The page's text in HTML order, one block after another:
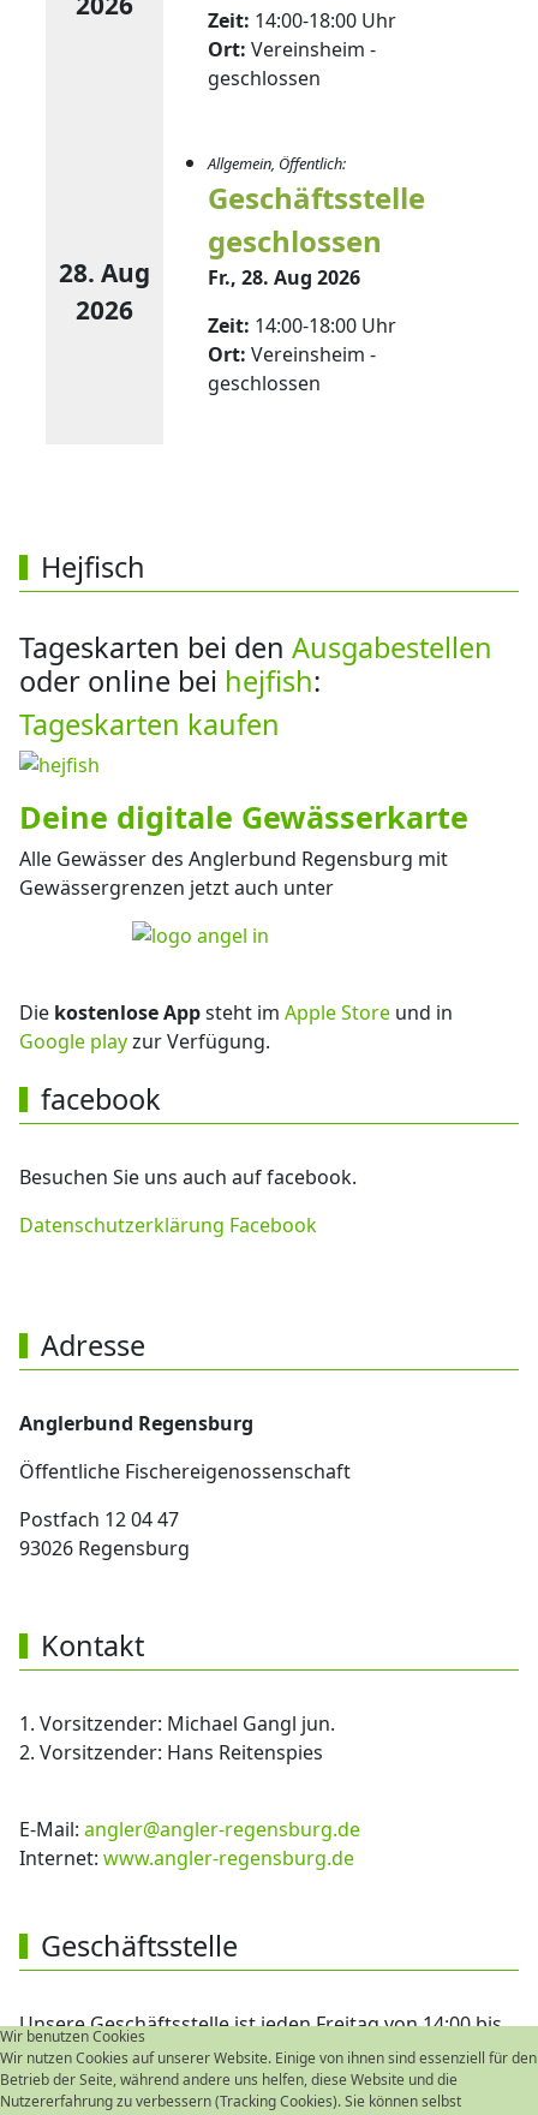
Zeit: 14:00-18:00 Uhr
Ort: Vereinsheim -
geschlossen
28. Aug
2026
Allgemein, Öffentlich:
Geschäftsstelle
geschlossen
Fr., 28. Aug 2026
Zeit: 14:00-18:00 Uhr
Ort: Vereinsheim -
geschlossen
Hejfisch
Tageskarten bei denAusgabestellen
oder online bei hejfish:
Tageskarten kaufen
Deine digitale Gewässerkarte
Alle Gewässer des Anglerbund Regensburg mit
Gewässergrenzen jetzt auch unter
Die kostenlose Appsteht imApple Store und in
Google playzur Verfügung.
facebook
Besuchen Sie uns auch auf facebook.
Datenschutzerklärung Facebook
Adresse
Anglerbund Regensburg
Öffentliche Fischereigenossenschaft
Postfach 12 04 47
93026 Regensburg
Kontakt
1. Vorsitzender: Michael Gangl jun.
2. Vorsitzender: Hans Reitenspies
E-Mail:angler@angler-regensburg.de
Internet:www.angler-regensburg.de
Geschäftsstelle
Unsere Geschäftsstelle ist jeden Freitag von 14:00 bis
18:00 geöffnet.
Michael Gangl sen.
Wir benutzen Cookies
Wir nutzen Cookies auf unserer Website. Einige von ihnen sind essenziell für den
Betrieb der Seite, während andere uns helfen, diese Website und die
Nutzererfahrung zu verbessern (Tracking Cookies). Sie können selbst